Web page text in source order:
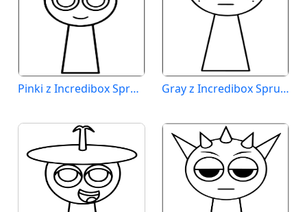
Pinki z Incredibox Sprunki Gray z Incredibox Sprunki